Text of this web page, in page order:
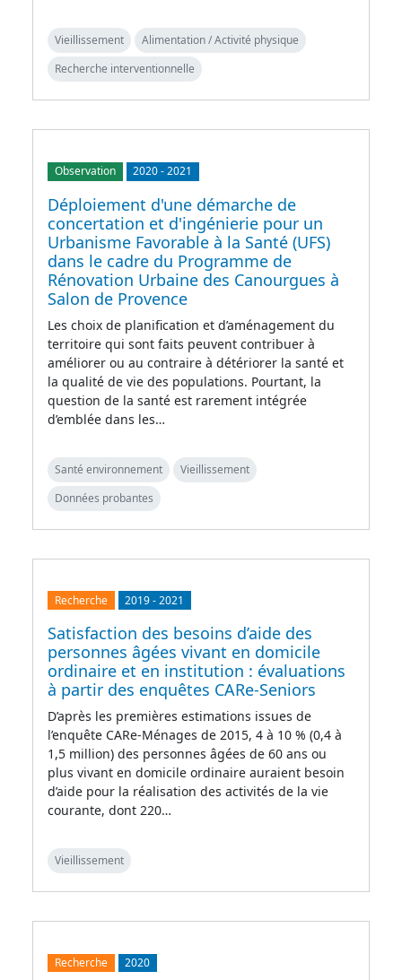
Vieillissement
Alimentation / Activité physique
Recherche interventionnelle
Observation 2020-2021
Déploiement d'une démarche de
concertation et d'ingénierie pour un
Urbanisme Favorable à la Santé (UFS)
dans le cadre du Programme de
Rénovation Urbaine des Canourgues à
Salon de Provence
Les choix de planification et d’aménagement du
territoire qui sont faits peuvent contribuer à
améliorer ou au contraire à détériorer la santé et
la qualité de vie des populations. Pourtant, la
question de la santé est rarement intégrée
d’emblée dans les…
Santé environnement
Vieillissement
Données probantes
Recherche 2019-2021
Satisfaction des besoins d’aide des
personnes âgées vivant en domicile
ordinaire et en institution : évaluations
à partir des enquêtes CARe-Seniors
D’après les premières estimations issues de
l’enquête CARe-Ménages de 2015, 4 à 10 % (0,4 à
1,5 million) des personnes âgées de 60 ans ou
plus vivant en domicile ordinaire auraient besoin
d’aide pour la réalisation des activités de la vie
courante, dont 220…
Vieillissement
Recherche 2020